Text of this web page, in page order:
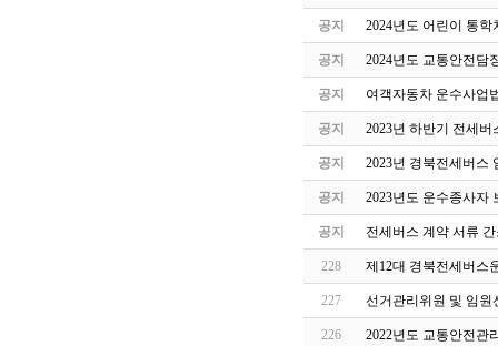
공지 2024년도 어린이 통
공지 2024년도 교통안전담
공지 여객자동차 운수사업
공지 2023년 하반기 전세
공지 2023년 경북전세버스
공지 2023년도 운수종사자
공지 전세버스 계약 서류
228 제12대 경북전세버스
227 선거관리위원 및 임원
226 2022년도 교통안전관